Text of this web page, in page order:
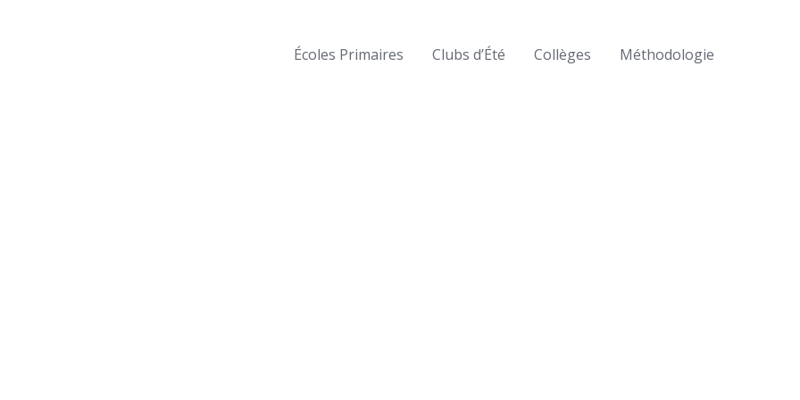
Écoles Primaires Clubs d’Été Collèges Méthodologie